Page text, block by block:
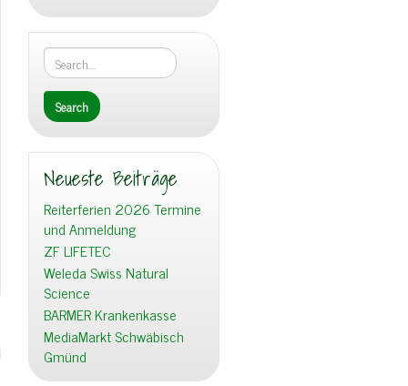
Neueste Beiträge
Reiterferien 2026 Termine
und Anmeldung
ZF LIFETEC
Weleda Swiss Natural
Science
BARMER Krankenkasse
MediaMarkt Schwäbisch
Gmünd